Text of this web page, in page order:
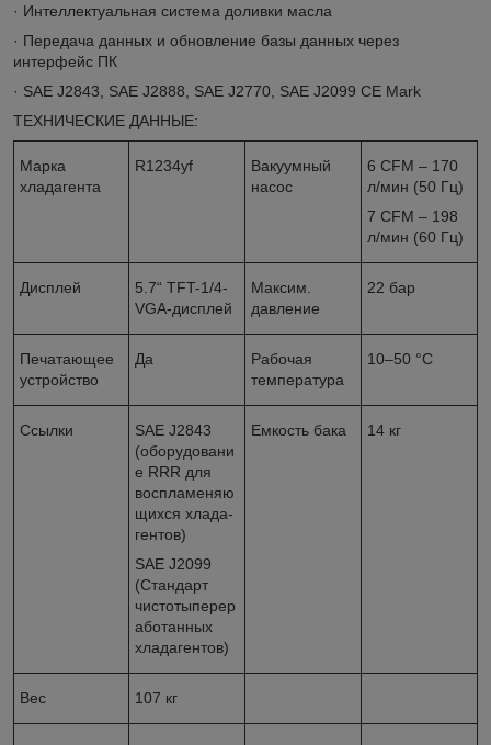
· Интеллектуальная система доливки масла
· Передача данных и обновление базы данных через
интерфейс ПК
· SAE J2843, SAE J2888, SAE J2770, SAE J2099 CE Mark
ТЕХНИЧЕСКИЕ ДАННЫЕ:
Марка
хладагента
R1234yf
Вакуумный
насос
6 CFM – 170
л/мин (50 Гц)
7 CFM – 198
л/мин (60 Гц)
Дисплей
5.7“ TFT-1/4-
VGA-дисплей
Максим.
давление
22 бар
Печатающее
устройство
Да
Рабочая
температура
10–50 °C
Ссылки
SAE J2843
(оборудовани
е RRR для
воспламеняю
щихся хлада-
гентов)
SAE J2099
(Стандарт
чистотыперер
аботанных
хладагентов)
Емкость бака 14 кг
Вес 107 кг